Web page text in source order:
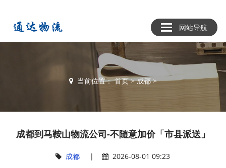
网站导航
当前位置：首页>成都>
成都到马鞍山物流公司-不随意加价「市县派送」
成都 | 2026-08-01 09:23